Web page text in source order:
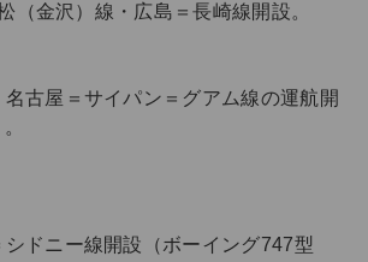
（金沢）線・広島＝長崎線開設。
名古屋＝サイパン＝グアム線の運航開
ドニー線開設（ボーイング747型